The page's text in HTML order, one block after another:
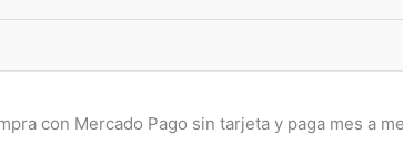
con Mercado Pago sin tarjeta y paga mes a